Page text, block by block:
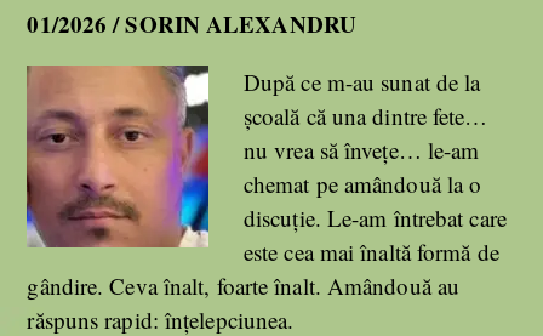
01/2026 / SORIN ALEXANDRU
După ce m-au sunat de la
școală că una dintre fete…
nu vrea să învețe… le-am
chemat pe amândouă la o
discuție. Le-am întrebat care
este cea mai înaltă formă de
gândire. Ceva înalt, foarte înalt. Amândouă au
răspuns rapid: înțelepciunea.